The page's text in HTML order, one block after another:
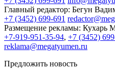
Главный редактор: Бегун
+7 (3452) 699-691
Размещение рекламы: Кухарь
+7-919-951-35-94, +7 (3452)
reklama@megatyumen.ru
Предложить новость